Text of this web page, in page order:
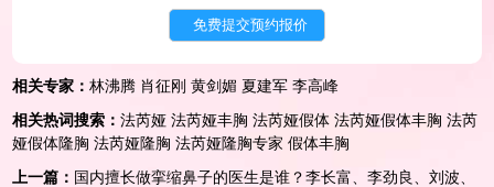
相关专家：林沸腾 肖征刚 黄剑媚 夏建军 李高峰
相关热词搜索：法芮娅 法芮娅丰胸 法芮娅假体 法芮娅假体丰胸 法芮
娅假体隆胸 法芮娅隆胸 法芮娅隆胸专家 假体丰胸
上一篇： 国内擅长做挛缩鼻子的医生是谁？李长富、李劲良、刘波、